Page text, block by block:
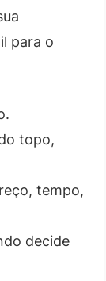
para o
topo,
tempo,
decide